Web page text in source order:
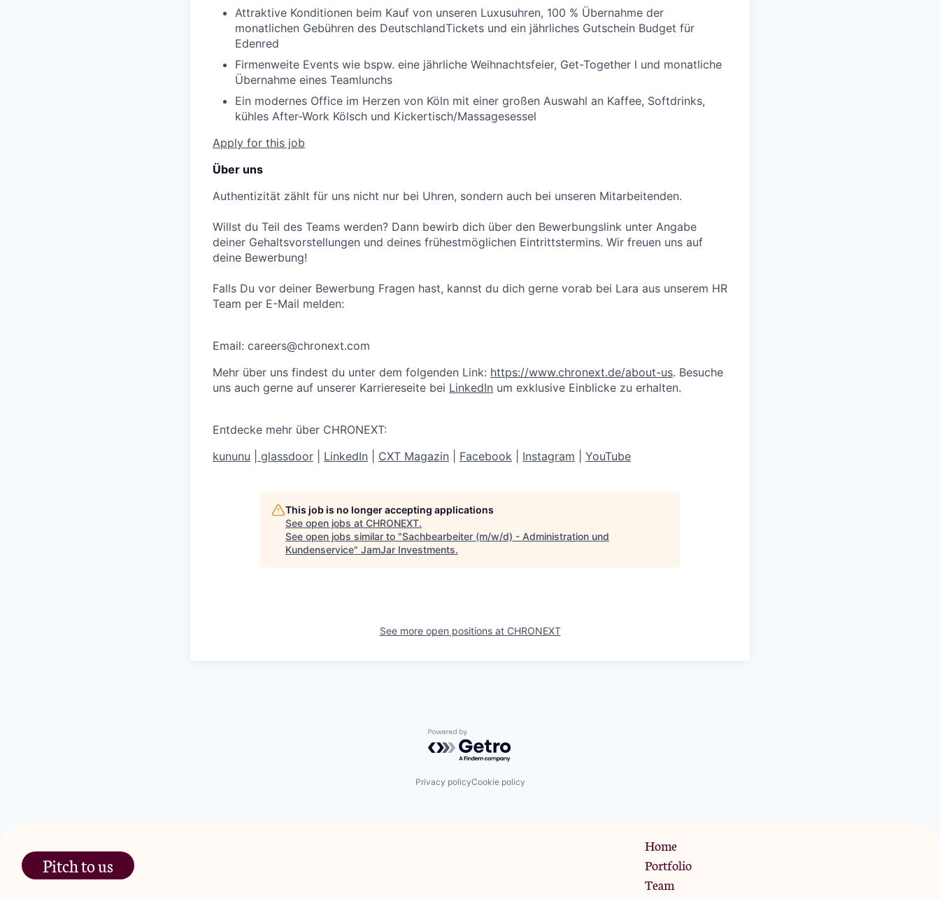
Attraktive Konditionen beim Kauf von unseren Luxusuhren, 100 % Übernahme der
monatlichen Gebühren des DeutschlandTickets und ein jährliches Gutschein Budget für
Edenred
Firmenweite Events wie bspw. eine jährliche Weihnachtsfeier, Get-Together l und monatliche
Übernahme eines Teamlunchs
Ein modernes Office im Herzen von Köln mit einer großen Auswahl an Kaffee, Softdrinks,
kühles After-Work Kölsch und Kickertisch/Massagesessel
Apply for this job
Über uns
Authentizität zählt für uns nicht nur bei Uhren, sondern auch bei unseren Mitarbeitenden.
Willst du Teil des Teams werden? Dann bewirb dich über den Bewerbungslink unter Angabe
deiner Gehaltsvorstellungen und deines frühestmöglichen Eintrittstermins. Wir freuen uns auf
deine Bewerbung!
Falls Du vor deiner Bewerbung Fragen hast, kannst du dich gerne vorab bei Lara aus unserem HR
Team per E-Mail melden:
Email: careers@chronext.com
Mehr über uns findest du unter dem folgenden Link: https://www.chronext.de/about-us. Besuche
uns auch gerne auf unserer Karriereseite bei LinkedIn um exklusive Einblicke zu erhalten.
Entdecke mehr über CHRONEXT:
kununu
glassdoor LinkedIn CXT Magazin Facebook Instagram YouTube
This job is no longer accepting applications
See open jobs at CHRONEXT.
See open jobs similar to "Sachbearbeiter (m/w/d) - Administration und
Kundenservice" JamJar Investments.
See more open positions at CHRONEXT
Powered by Getro.com
Privacy policyCookie policy
Pitch to us
Home
Portfolio
Team